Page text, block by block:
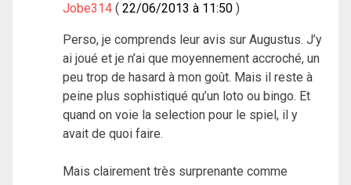
Jobe314 22/06/2013 à 11:50
Perso, je comprends leur avis sur Augustus. J’y
ai joué et je n’ai que moyennement accroché, un
peu trop de hasard à mon goût. Mais il reste à
peine plus sophistiqué qu’un loto ou bingo. Et
quand on voie la selection pour le spiel, il y
avait de quoi faire.
Mais clairement très surprenante comme